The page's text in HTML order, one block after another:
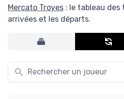
Mercato Troyes : le tableau
arrivées et les départs.